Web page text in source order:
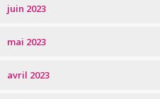
juin 2023
mai 2023
avril 2023